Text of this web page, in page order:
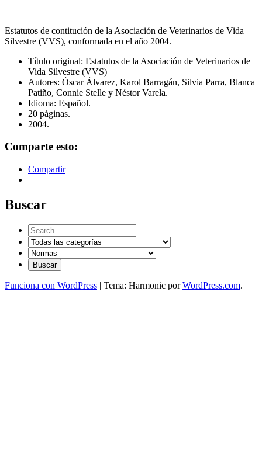
Estatutos de contitución de la Asociación de Veterinarios de Vida
Silvestre (VVS), conformada en el año 2004.
Título original: Estatutos de la Asociación de Veterinarios de
Vida Silvestre (VVS)
Autores: Óscar Álvarez, Karol Barragán, Silvia Parra, Blanca
Patiño, Connie Stelle y Néstor Varela.
Idioma: Español.
20 páginas.
2004.
Comparte esto:
Compartir
Buscar
Funciona con WordPress | Tema: Harmonic porWordPress.com.